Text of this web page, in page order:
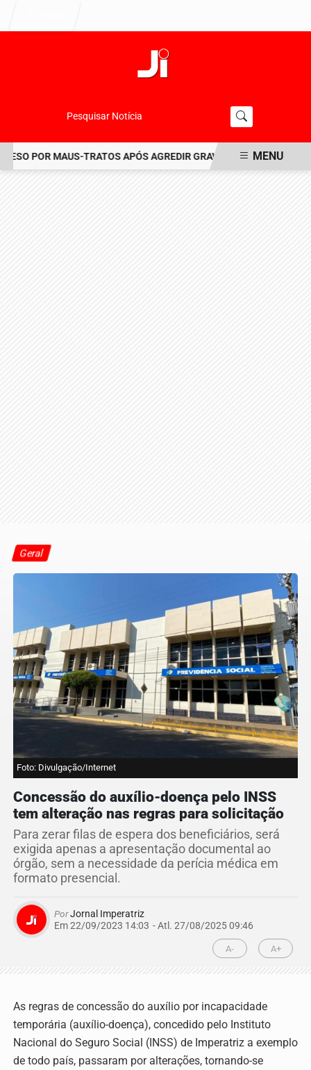
Pesquisar Notícia
POR MAUS-TRATOS APÓS AGREDIR GRAVEMENTE CACHORRO
MENU
Geral
Foto: Divulgação/Internet
Concessão do auxílio-doença pelo INSS
tem alteração nas regras para solicitação
Para zerar filas de espera dos beneficiários, será
exigida apenas a apresentação documental ao
órgão, sem a necessidade da perícia médica em
formato presencial.
PorJornal Imperatriz
Em 22/09/2023 14:03 - Atl. 27/08/2025 09:46
A- A+
As regras de concessão do auxílio por incapacidade
temporária (auxílio-doença), concedido pelo Instituto
Nacional do Seguro Social (INSS) de Imperatriz a exemplo
de todo país, passaram por alterações, tornando-se